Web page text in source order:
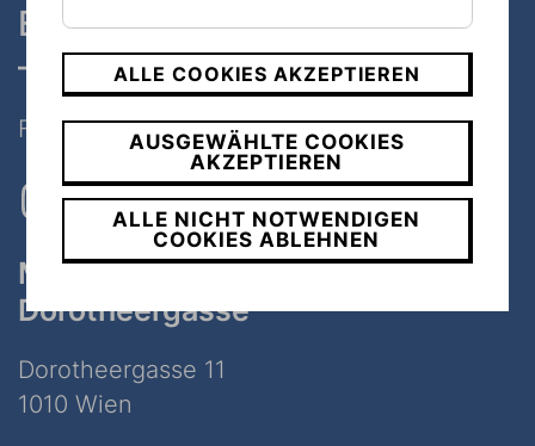
Ein Museum, zwei Standorte
– nur 7 Minuten zu Fuß
Folgen Sie uns auf Social Media
Museum
Dorotheergasse
Dorotheergasse 11
1010 Wien
ALLE COOKIES AKZEPTIEREN
AUSGEWÄHLTE COOKIES
AKZEPTIEREN
ALLE NICHT NOTWENDIGEN
COOKIES ABLEHNEN